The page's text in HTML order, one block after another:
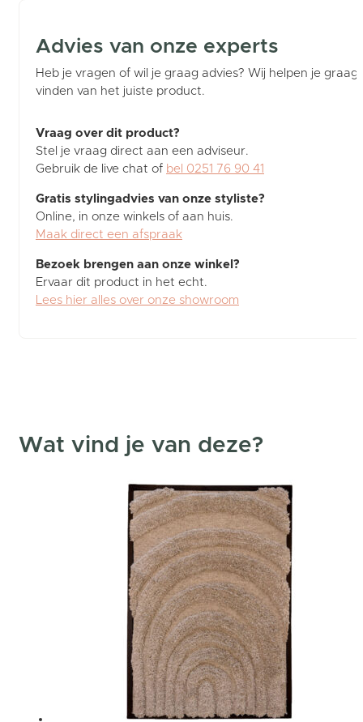
Advies van onze experts
Heb je vragen of wil je graag advies? Wij helpen je graag
vinden van het juiste product.
Vraag over dit product?
Stel je vraag direct aan een adviseur.
Gebruik de live chat of bel 0251 76 90 41
Gratis stylingadvies van onze styliste?
Online, in onze winkels of aan huis.
Maak direct een afspraak
Bezoek brengen aan onze winkel?
Ervaar dit product in het echt.
Lees hier alles over onze showroom
Wat vind je van deze?